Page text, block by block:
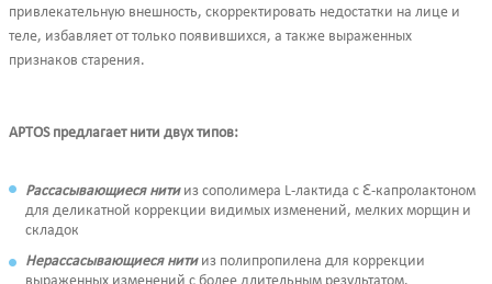
привлекательную внешность, скорректировать недостатки на лице и
теле, избавляет от только появившихся, а также выраженных
признаков старения.
APTOS предлагает нити двух типов:
Рассасывающиеся нити из сополимера L-лактида с Ꜫ-капролактоном
для деликатной коррекции видимых изменений, мелких морщин и
складок
Нерассасывающиеся нитииз полипропилена для коррекции